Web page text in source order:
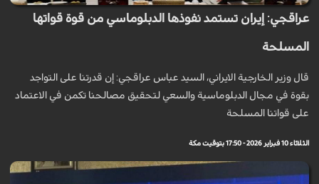
عراقجي: إيران تستمد نفوذها الدبلوماسي من قوة قواتها
المسلحة
قال وزير الخارجية الايراني، السيد عباس عراقجي: إن قدرتنا على التواجد
بقوة في مجال الدبلوماسية والسعي لتحقيق مصالحنا تكمن في الاعتماد
على قواتنا المسلحة
الثلاثاء 10 فبراير 2026 - 17:50 بتوقيت مكة